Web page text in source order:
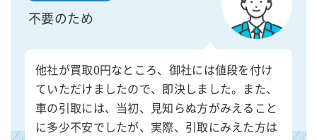
不要のため
他社が買取0円なところ、御社には値段を付け
ていただけましたので、即決しました。また、
車の引取には、当初、見知らぬ方がみえること
に多少不安でしたが、実際、引取にみえた方は